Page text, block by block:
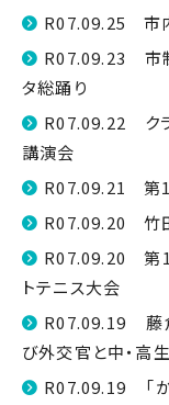
R07.09.25 市
R07.09.23 市
タ総踊り
R07.09.22 ク
講演会
R07.09.21 第
R07.09.20 竹
R07.09.20 第
トテニス大会
R07.09.19 藤
び外交官と中・高
R07.09.19 「か